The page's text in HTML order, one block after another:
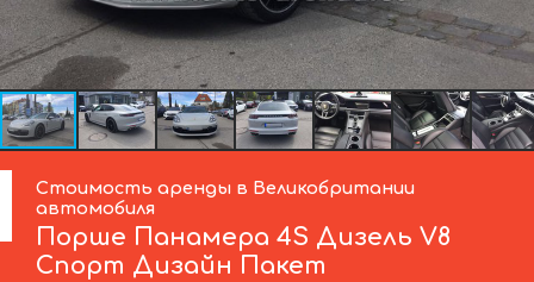
Стоимость аренды в Великобритании
автомобиля
Порше Панамера 4S Дизель V8
Спорт Дизайн Пакет